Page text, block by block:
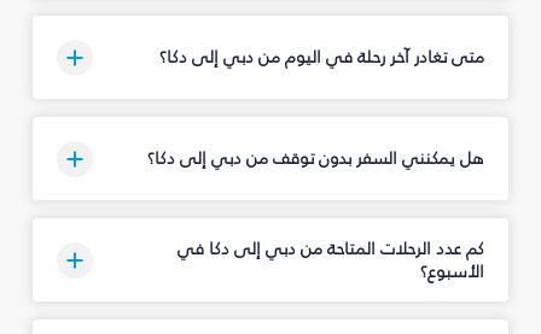
متى تغادر آخر رحلة في اليوم من دبي إلى دكا؟
هل يمكنني السفر بدون توقف من دبي إلى دكا؟
كم عدد الرحلات المتاحة من دبي إلى دكا في
الأسبوع؟